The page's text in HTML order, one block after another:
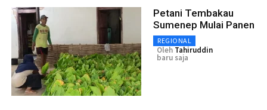
Petani Tembakau
Sumenep Mulai Panen
REGIONAL
Oleh Tahiruddin
baru saja